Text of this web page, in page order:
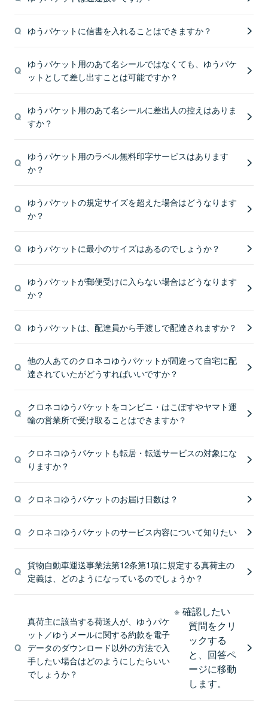
ゆうパケットに信書を入れることはできますか？
ゆうパケット用のあて名シールではなくても、ゆうパケ
ットとして差し出すことは可能ですか？
ゆうパケット用のあて名シールに差出人の控えはありま
すか？
ゆうパケット用のラベル無料印字サービスはあります
か？
ゆうパケットの規定サイズを超えた場合はどうなります
か？
ゆうパケットに最小のサイズはあるのでしょうか？
ゆうパケットが郵便受けに入らない場合はどうなります
か？
ゆうパケットは、配達員から手渡しで配達されますか？
他の人あてのクロネコゆうパケットが間違って自宅に配
達されていたがどうすればいいですか？
クロネコゆうパケットをコンビニ・はこぽすやヤマト運
輸の営業所で受け取ることはできますか？
クロネコゆうパケットも転居・転送サービスの対象にな
りますか？
クロネコゆうパケットのお届け日数は？
クロネコゆうパケットのサービス内容について知りたい
貨物自動車運送事業法第12条第1項に規定する真荷主の
定義は、どのようになっているのでしょうか？
真荷主に該当する荷送人が、ゆうパケ
ット／ゆうメールに関する約款を電子
データのダウンロード以外の方法で入
手したい場合はどのようにしたらいい
でしょうか？
確認したい
質問をクリ
ックする
と、回答ペ
ージに移動
します。